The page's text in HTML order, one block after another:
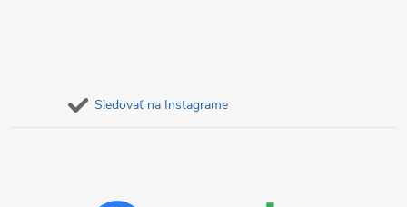
Sledovať na Instagrame